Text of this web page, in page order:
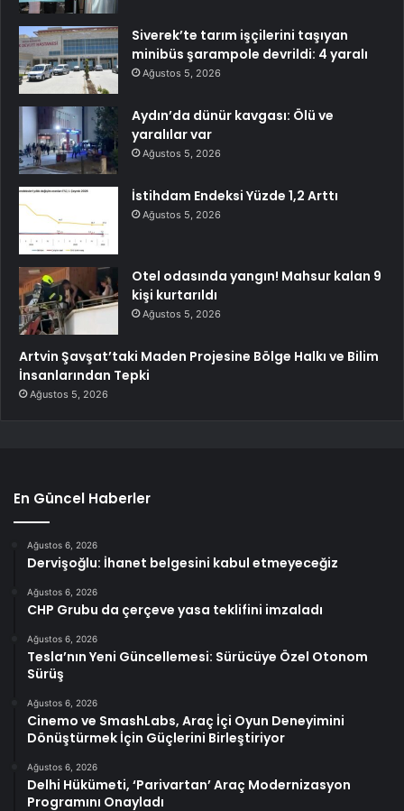
Siverek’te tarım işçilerini taşıyan
minibüs şarampole devrildi: 4 yaralı
Ağustos 5, 2026
Aydın’da dünür kavgası: Ölü ve
yaralılar var
Ağustos 5, 2026
İstihdam Endeksi Yüzde 1,2 Arttı
Ağustos 5, 2026
Otel odasında yangın! Mahsur kalan 9
kişi kurtarıldı
Ağustos 5, 2026
Artvin Şavşat’taki Maden Projesine Bölge Halkı ve Bilim
İnsanlarından Tepki
Ağustos 5, 2026
En Güncel Haberler
Ağustos 6, 2026
Dervişoğlu: İhanet belgesini kabul etmeyeceğiz
Ağustos 6, 2026
CHP Grubu da çerçeve yasa teklifini imzaladı
Ağustos 6, 2026
Tesla’nın Yeni Güncellemesi: Sürücüye Özel Otonom
Sürüş
Ağustos 6, 2026
Cinemo ve SmashLabs, Araç İçi Oyun Deneyimini
Dönüştürmek İçin Güçlerini Birleştiriyor
Ağustos 6, 2026
Delhi Hükümeti, ‘Parivartan’ Araç Modernizasyon
Programını Onayladı